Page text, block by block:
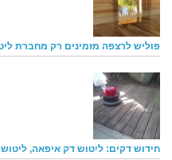
פוליש לרצפה מזמינים רק מחברת
חידוש דקים: ליטוש דק איפאה, ליטוש